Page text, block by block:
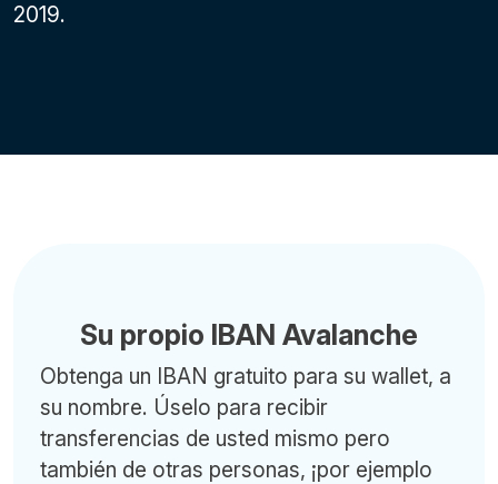
2019.
Su propio IBAN Avalanche
Obtenga un IBAN gratuito para su wallet, a
su nombre. Úselo para recibir
transferencias de usted mismo pero
también de otras personas, ¡por ejemplo